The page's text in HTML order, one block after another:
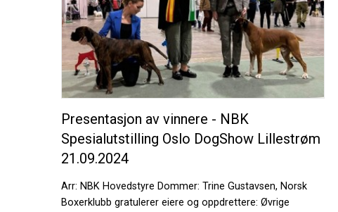
Presentasjon av vinnere - NBK
Spesialutstilling Oslo DogShow Lillestrøm
21.09.2024
Arr: NBK Hovedstyre Dommer: Trine Gustavsen, Norsk
Boxerklubb gratulerer eiere og oppdrettere: Øvrige